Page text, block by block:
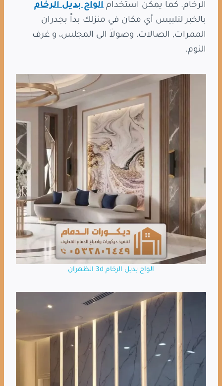
الرخام. كما يمكن استخدام الواح بديل الرخام
بالخبر لتلبيس أي مكان في منزلك بداََ بجدران
الممرات, الصالات، وصولاََ الى المجلس، و غرف
النوم.
الواح بديل الرخام 3d الظهران